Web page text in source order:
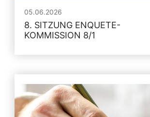
05.06.2026
8. SITZUNG ENQUETE-
KOMMISSION 8/1